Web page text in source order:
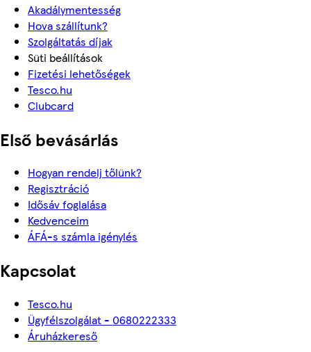
Akadálymentesség
Hova szállítunk?
Szolgáltatás díjak
Süti beállítások
Fizetési lehetőségek
Tesco.hu
Clubcard
Első bevásárlás
Hogyan rendelj tőlünk?
Regisztráció
Idősáv foglalása
Kedvenceim
ÁFÁ-s számla igénylés
Kapcsolat
Tesco.hu
Ügyfélszolgálat - 0680222333
Áruházkereső